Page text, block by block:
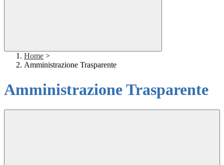
Home >
Amministrazione Trasparente
Amministrazione Trasparente